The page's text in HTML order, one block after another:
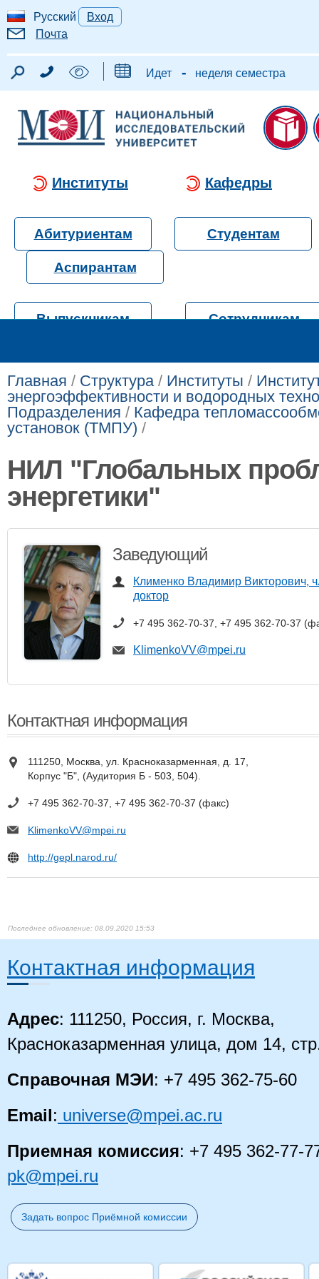
Русский
Вход
Почта
Идет - неделя семестра
Институты Кафедры
Абитуриентам Студентам
Аспирантам
Выпускникам Сотрудникам
Главная / Структура/ Институты /
энергоэффективности и водородных
Подразделения / Кафедра
установок (ТМПУ) /
НИЛ "Глобальных
энергетики"
Заведующий
Клименко Владимир Викторович,
доктор
+7 495 362-70-37, +7 495 362-70-37
KlimenkoVV@mpei.ru
Контактная информация
111250, Москва, ул. Красноказарменная, д. 17,
Корпус "Б", (Аудитория Б - 503, 504).
+7 495 362-70-37, +7 495 362-70-37 (факс)
KlimenkoVV@mpei.ru
http://gepl.narod.ru/
08.09.2020 15:53
Контактная информация
Адрес: 111250, Россия, г. Москва,
Красноказарменная улица, дом 14,
Справочная МЭИ: +7 495 362-75-60
Email: universe@mpei.ac.ru
Приемная комиссия: +7 495 362-77-
pk@mpei.ru
Задать вопрос Приёмной комиссии